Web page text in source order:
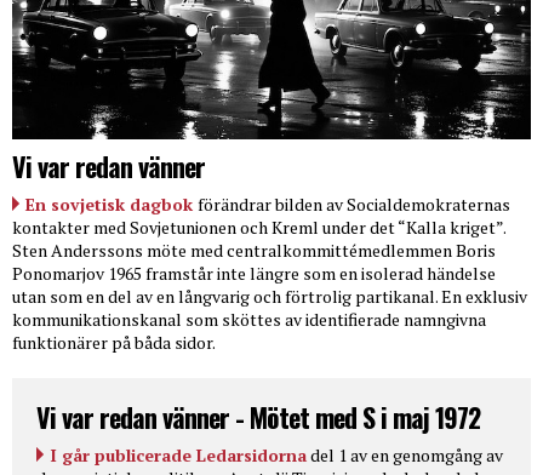
Vi var redan vänner
En sovjetisk dagbok förändrar bilden av Socialdemokraternas
kontakter med Sovjetunionen och Kreml under det “Kalla kriget”.
Sten Anderssons möte med centralkommittémedlemmen Boris
Ponomarjov 1965 framstår inte längre som en isolerad händelse
utan som en del av en långvarig och förtrolig partikanal. En exklusiv
kommunikationskanal som sköttes av identifierade namngivna
funktionärer på båda sidor.
Vi var redan vänner - Mötet med S i maj 1972
I går publicerade Ledarsidornadel 1 av en genomgång av